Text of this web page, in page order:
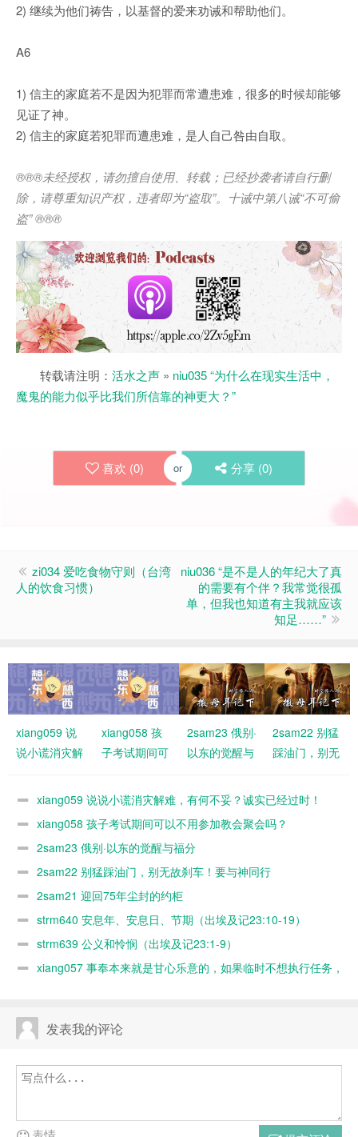
2) 继续为他们祷告，以基督的爱来劝诫和帮助他们。
A6
1) 信主的家庭若不是因为犯罪而常遭患难，很多的时候却能够
见证了神。
2) 信主的家庭若犯罪而遭患难，是人自己咎由自取。
®®®未经授权，请勿擅自使用、转载；已经抄袭者请自行删
除，请尊重知识产权，违者即为“盗取”。十诫中第八诫“不可偷
盗” ®®®
转载请注明： 活水之声 » niu035 “为什么在现实生活中，
魔鬼的能力似乎比我们所信靠的神更大？”
喜欢 (0) or 分享 (0)
zi034 爱吃食物守则（台湾
人的饮食习惯）
niu036 “是不是人的年纪大了真
的需要有个伴？我常觉很孤
单，但我也知道有主我就应该
知足……”
xiang059 说
说小谎消灾解
xiang058 孩
子考试期间可
会聚会吗？
2sam23 俄别·
以东的觉醒与
2sam22 别猛
踩油门，别无
神同行
xiang059 说说小谎消灾解难，有何不妥？诚实已经过时！
xiang058 孩子考试期间可以不用参加教会聚会吗？
2sam23 俄别·以东的觉醒与福分
2sam22 别猛踩油门，别无故刹车！要与神同行
2sam21 迎回75年尘封的约柜
strm640 安息年、安息日、节期（出埃及记23:10-19）
strm639 公义和怜悯（出埃及记23:1-9）
xiang057 事奉本来就是甘心乐意的，如果临时不想执行任务，
发表我的评论